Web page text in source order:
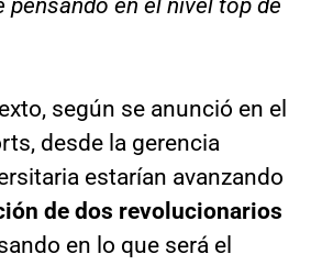
pensando en el nivel top de
según se anunció en el
desde la gerencia
estarían avanzando
de dos revolucionarios
en lo que será el